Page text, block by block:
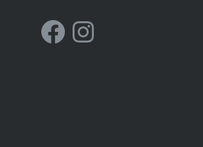
FacebookInstagram